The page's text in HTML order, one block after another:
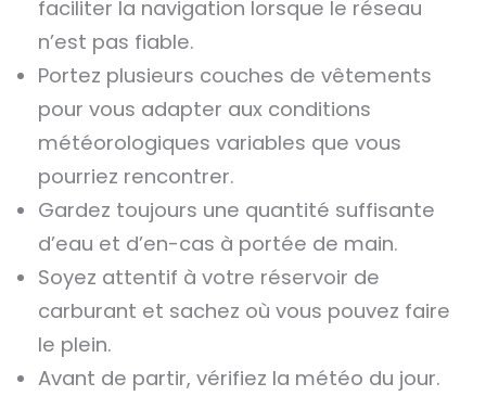
faciliter la navigation lorsque le réseau
n’est pas fiable.
Portez plusieurs couches de vêtements
pour vous adapter aux conditions
météorologiques variables que vous
pourriez rencontrer.
Gardez toujours une quantité suffisante
d’eau et d’en-cas à portée de main.
Soyez attentif à votre réservoir de
carburant et sachez où vous pouvez faire
le plein.
Avant de partir, vérifiez la météo du jour.